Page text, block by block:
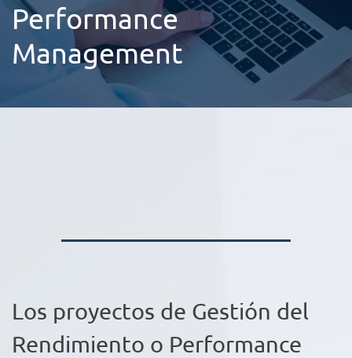
Performance
Management
Los proyectos de Gestión del
Rendimiento o Performance